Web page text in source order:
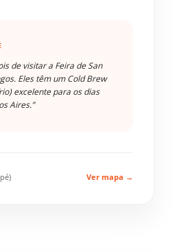
de visitar a Feira de San
Eles têm um Cold Brew
excelente para os dias
Aires.”
Ver mapa →